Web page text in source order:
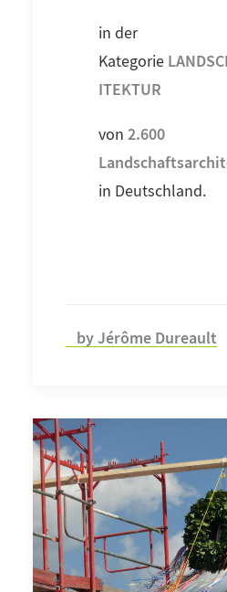
in der
Kategorie
ITEKTUR
von 2.600
in Deutschland.
by Jérôme Dureault